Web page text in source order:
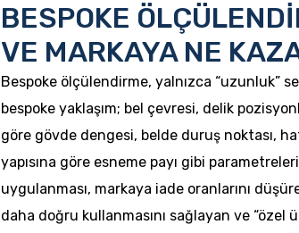
BESPOKE
VE MARKAYA NE
Bespoke ölçülendirme, yalnızca “uzunluk”
bespoke yaklaşım; bel çevresi, delik
göre gövde dengesi, belde duruş noktası,
yapısına göre esneme payı gibi
uygulanması, markaya iade oranlarını
daha doğru kullanmasını sağlayan ve “özel